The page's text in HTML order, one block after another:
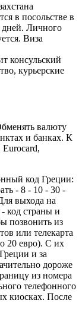
в посольстве в
дней. Личного
Виза
консульский
курьерские
валюту
и банках. К
код Греции:
- 8 - 10 - 30 -
выхода на
код страны и
позвонить из
или телекарта
20 евро). С их
и за
дороже
из номера
телефонного
киосках. После